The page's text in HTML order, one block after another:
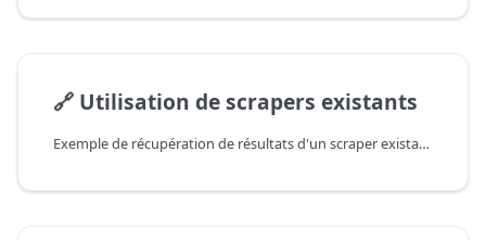
🔗 Utilisation de scrapers existants
Exemple de récupération de résultats d'un scraper existant à l'intérieur d'un scraper JS